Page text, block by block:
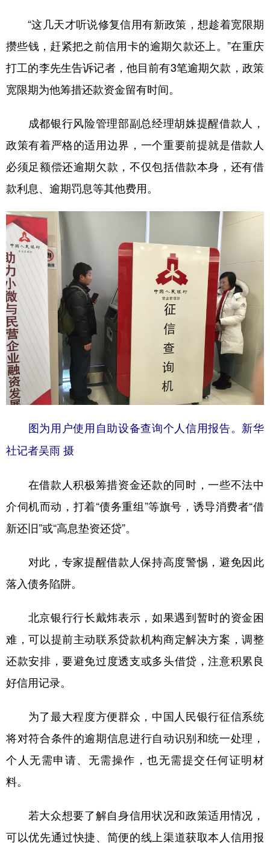
“这几天才听说修复信用有新政策，想趁着宽限期
攒些钱，赶紧把之前信用卡的逾期欠款还上。”在重庆
打工的李先生告诉记者，他目前有3笔逾期欠款，政策
宽限期为他筹措还款资金留有时间。
成都银行风险管理部副总经理胡姝提醒借款人，
政策有着严格的适用边界，一个重要前提就是借款人
必须足额偿还逾期欠款，不仅包括借款本身，还有借
款利息、逾期罚息等其他费用。
图为用户使用自助设备查询个人信用报告。新华
社记者吴雨 摄
在借款人积极筹措资金还款的同时，一些不法中
介伺机而动，打着“债务重组”等旗号，诱导消费者“借
新还旧”或“高息垫资还贷”。
对此，专家提醒借款人保持高度警惕，避免因此
落入债务陷阱。
北京银行行长戴炜表示，如果遇到暂时的资金困
难，可以提前主动联系贷款机构商定解决方案，调整
还款安排，要避免过度透支或多头借贷，注意积累良
好信用记录。
为了最大程度方便群众，中国人民银行征信系统
将对符合条件的逾期信息进行自动识别和统一处理，
个人无需申请、无需操作，也无需提交任何证明材
料。
若大众想要了解自身信用状况和政策适用情况，
可以优先通过快捷、简便的线上渠道获取本人信用报